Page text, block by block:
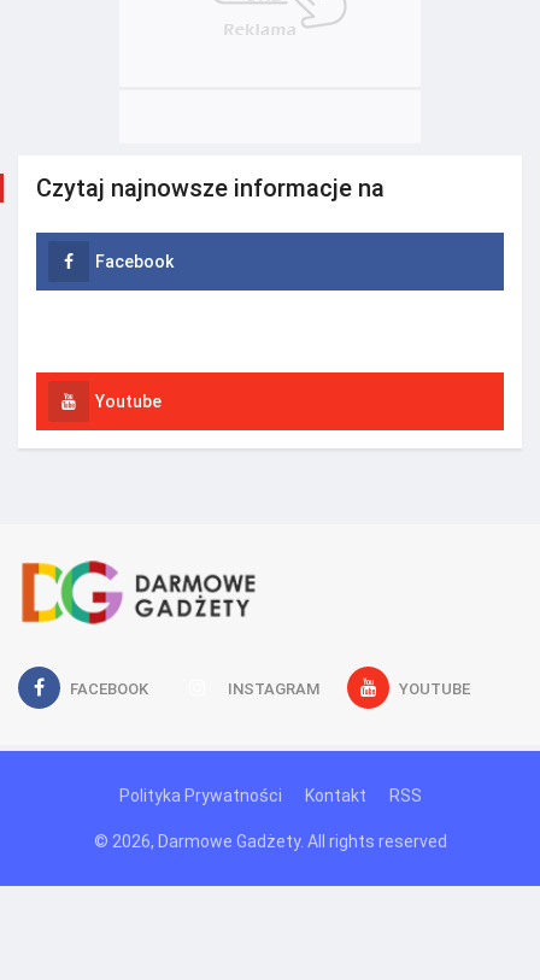
Czytaj najnowsze informacje na
Facebook
Youtube
FACEBOOK INSTAGRAM YOUTUBE
Polityka Prywatności Kontakt RSS
© 2026, Darmowe Gadżety. All rights reserved